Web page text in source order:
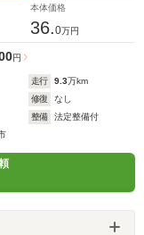
本体価格
36.0万円
円
走行 9.3万km
修復
なし
整備
法定整備付